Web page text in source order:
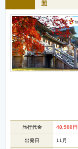
間
旅行代金 48,900円
出発日 11月